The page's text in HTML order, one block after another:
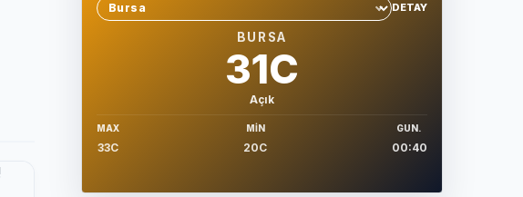
Sehir sec
DETAY
BURSA
31C
Açık
MAX
33C
MIN
20C
GUN.
00:40